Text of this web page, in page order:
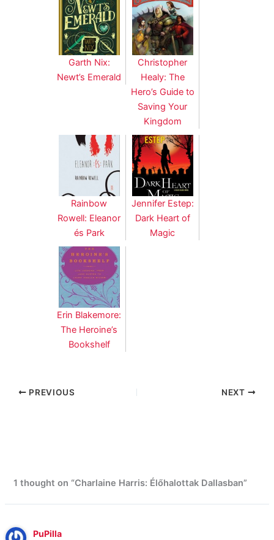
Garth Nix:
Newt’s Emerald
Christopher
Healy: The
Hero’s Guide to
Saving Your
Kingdom
Rainbow
Rowell: Eleanor
és Park
Jennifer Estep:
Dark Heart of
Magic
Erin Blakemore:
The Heroine’s
Bookshelf
PREVIOUS NEXT
1 thought on “Charlaine Harris: Élőhalottak Dallasban”
PuPilla